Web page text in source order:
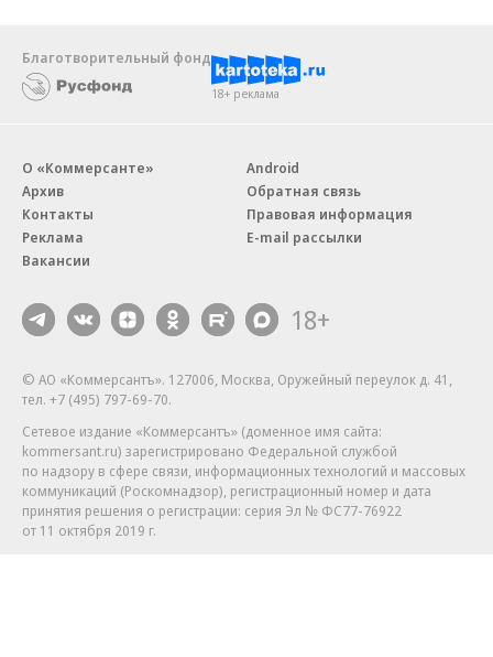
Благотворительный фонд
18+ реклама
О «Коммерсанте»
Архив
Контакты
Реклама
Вакансии
Android
Обратная связь
Правовая информация
E-mail рассылки
18+
© АО «Коммерсантъ». 127006, Москва, Оружейный переулок д. 41,
тел. +7 (495) 797-69-70.
Сетевое издание «Коммерсантъ» (доменное имя сайта:
kommersant.ru) зарегистрировано Федеральной службой
по надзору в сфере связи, информационных технологий и массовых
коммуникаций (Роскомнадзор), регистрационный номер и дата
принятия решения о регистрации: серия Эл № ФС77-76922
от 11 октября 2019 г.